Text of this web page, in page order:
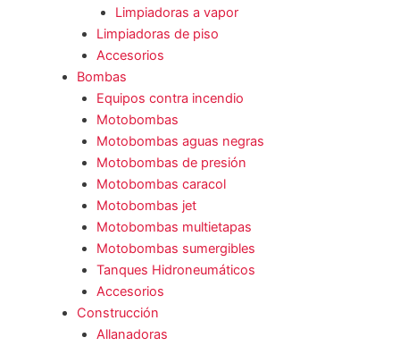
Limpiadoras a vapor
Limpiadoras de piso
Accesorios
Bombas
Equipos contra incendio
Motobombas
Motobombas aguas negras
Motobombas de presión
Motobombas caracol
Motobombas jet
Motobombas multietapas
Motobombas sumergibles
Tanques Hidroneumáticos
Accesorios
Construcción
Allanadoras